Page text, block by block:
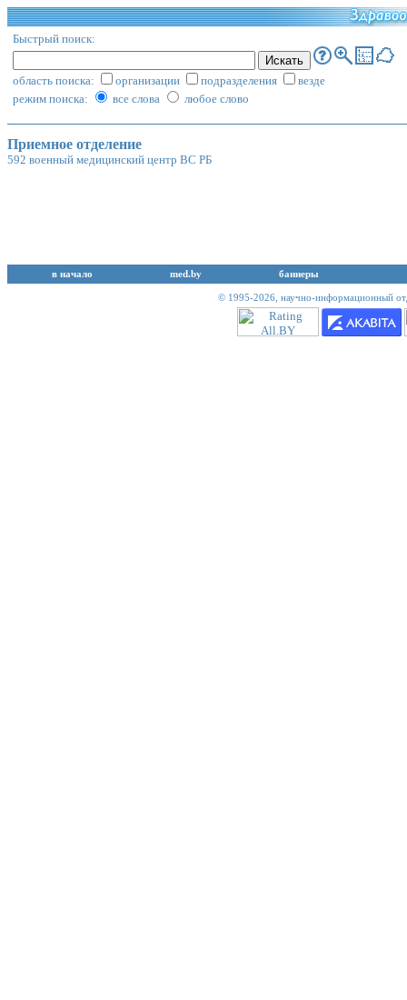
Быстрый поиск:
область поиска: организации подразделения
везде
режим поиска:
все слова любое слово
Приемное отделение
592 военный медицинский центр ВС РБ
в начало med.by баннеры
© 1995-2026, научно-информационный